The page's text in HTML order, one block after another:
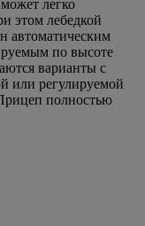
легко
этом лебедкой
автоматическим
по высоте
варианты с
или регулируемой
полностью